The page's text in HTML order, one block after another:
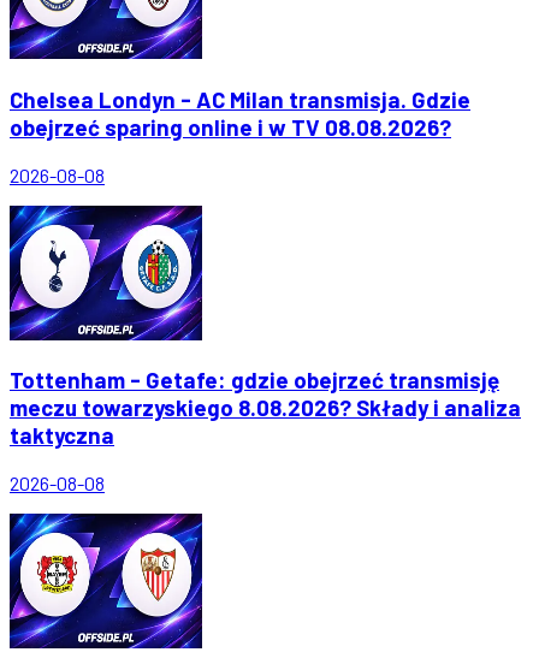
Chelsea Londyn - AC Milan transmisja. Gdzie
obejrzeć sparing online i w TV 08.08.2026?
2026-08-08
Tottenham - Getafe: gdzie obejrzeć transmisję
meczu towarzyskiego 8.08.2026? Składy i analiza
taktyczna
2026-08-08